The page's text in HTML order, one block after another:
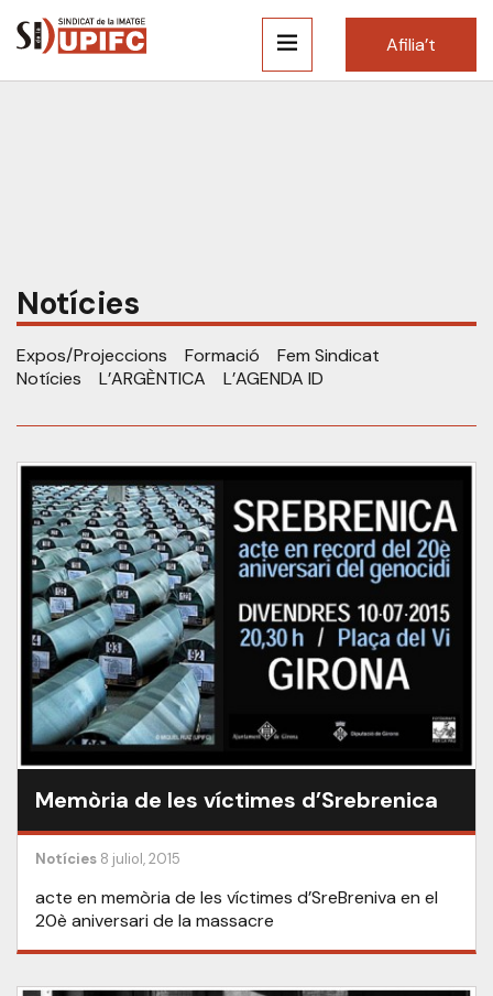
Afilia’t
Notícies
Expos/Projeccions Formació
Fem Sindicat
Notícies
L’ARGÈNTICA L’AGENDA ID
Memòria de les víctimes d’Srebrenica
Notícies 8 juliol, 2015
acte en memòria de les víctimes d’SreBreniva en el
20è aniversari de la massacre